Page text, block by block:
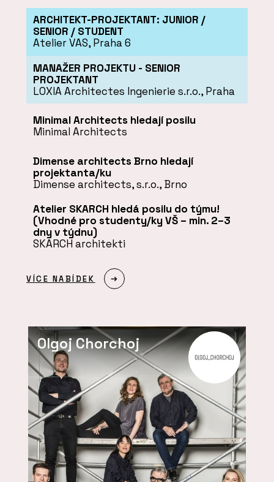
ARCHITEKT-PROJEKTANT: JUNIOR /
SENIOR / STUDENT
Atelier VAS, Praha 6
MANAŽER PROJEKTU - SENIOR
PROJEKTANT
LOXIA Architectes Ingenierie s.r.o., Praha
Minimal Architects hledají posilu
Minimal Architects
Dimense architects Brno hledají
projektanta/ku
Dimense architects, s.r.o., Brno
Atelier SKARCH hledá posilu do týmu!
(Vhodné pro studenty/ky VŠ – min. 2–3
dny v týdnu)
SKARCH architekti
VÍCE NABÍDEK
Olgoj Chorchoj